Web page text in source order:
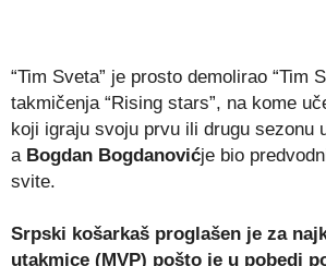
“Tim Sveta” je prosto demolirao “Tim
takmičenja “Rising stars”, na kome
koji igraju svoju prvu ili drugu sezonu
a Bogdan Bogdanovićje bio
svite.
Srpski košarkaš proglašen je za
utakmice (MVP) pošto je u pobedi